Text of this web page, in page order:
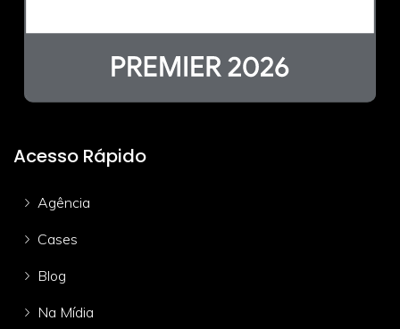
Acesso Rápido
Agência
Cases
Blog
Na Mídia